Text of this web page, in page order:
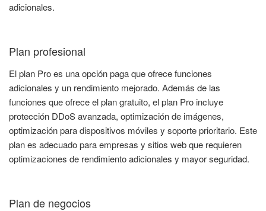
adicionales.
Plan profesional
El plan Pro es una opción paga que ofrece funciones
adicionales y un rendimiento mejorado. Además de las
funciones que ofrece el plan gratuito, el plan Pro incluye
protección DDoS avanzada, optimización de imágenes,
optimización para dispositivos móviles y soporte prioritario. Este
plan es adecuado para empresas y sitios web que requieren
optimizaciones de rendimiento adicionales y mayor seguridad.
Plan de negocios